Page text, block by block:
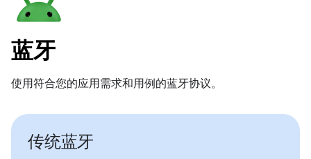
蓝牙
使用符合您的应用需求和用例的蓝牙协议。
传统蓝牙